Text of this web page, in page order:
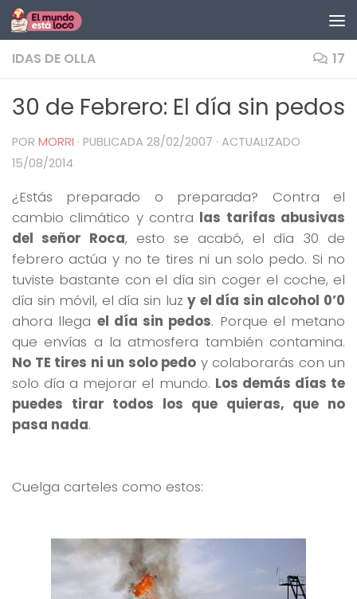
Saltar al contenido
IDAS DE OLLA 17
30 de Febrero: El día sin pedos
POR MORRI · PUBLICADA 28/02/2007 · ACTUALIZADO
15/08/2014
¿Estás preparado o preparada? Contra el
cambio climático y contra las tarifas abusivas
del señor Roca, esto se acabó, el día 30 de
febrero actúa y no te tires ni un solo pedo. Si no
tuviste bastante con el día sin coger el coche, el
día sin móvil, el día sin luzy el día sin alcohol 0’0
ahora llega el día sin pedos. Porque el metano
que envías a la atmosfera también contamina.
No TE tires ni un solo pedo y colaborarás con un
solo día a mejorar el mundo. Los demás días te
puedes tirar todos los que quieras, que no
pasa nada.
Cuelga carteles como estos: